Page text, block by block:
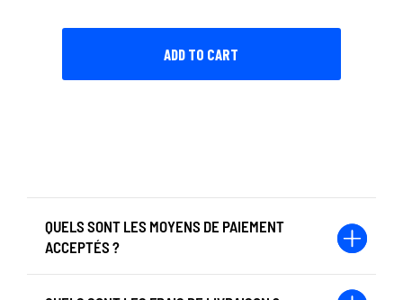
ADD TO CART
QUELS SONT LES MOYENS DE PAIEMENT
ACCEPTÉS ?